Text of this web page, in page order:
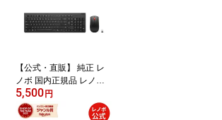
【公式・直販】 純正 レ
ノボ 国内正規品 レノボ
公式 新生活 Lenovo エッ
センシャル ワイヤレス
5,500 円